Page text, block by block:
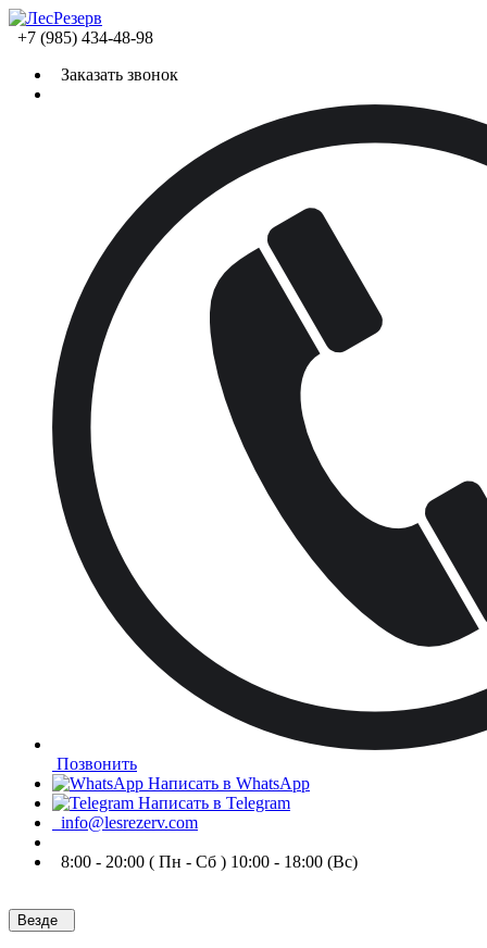
+7 (985) 434-48-98
Заказать звонок
Позвонить
Написать в WhatsApp
Написать в Telegram
info@lesrezerv.com
8:00 - 20:00 ( Пн - Сб ) 10:00 - 18:00 (Вс)
Везде